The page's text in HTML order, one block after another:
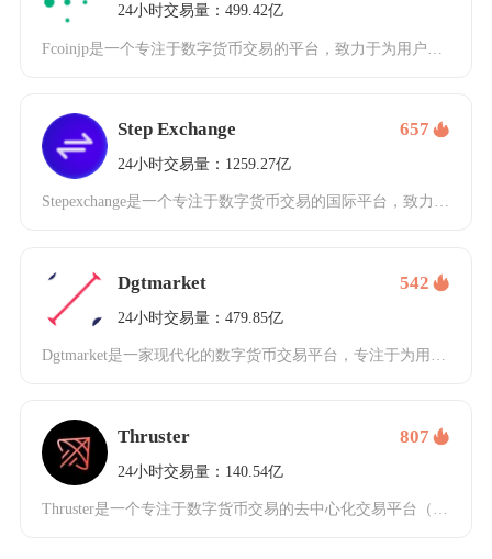
24小时交易量：499.42亿
Step Exchange 657
24小时交易量：1259.27亿
Stepexchange是一个专注于数字货币交易的国际平台，致力于为用户提供安全、高效的数
Dgtmarket 542
24小时交易量：479.85亿
Dgtmarket是一家现代化的数字货币交易平台，专注于为用户提供安全、便捷的数字资产交易
Thruster 807
24小时交易量：140.54亿